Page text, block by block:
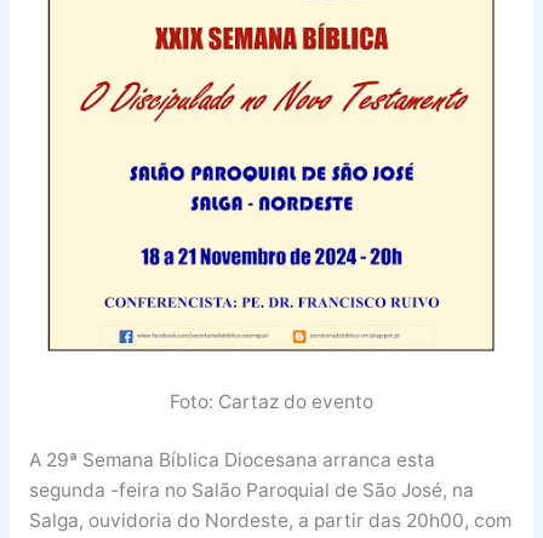
Foto: Cartaz do evento
A 29ª Semana Bíblica Diocesana arranca esta
segunda -feira no Salão Paroquial de São José, na
Salga, ouvidoria do Nordeste, a partir das 20h00, com